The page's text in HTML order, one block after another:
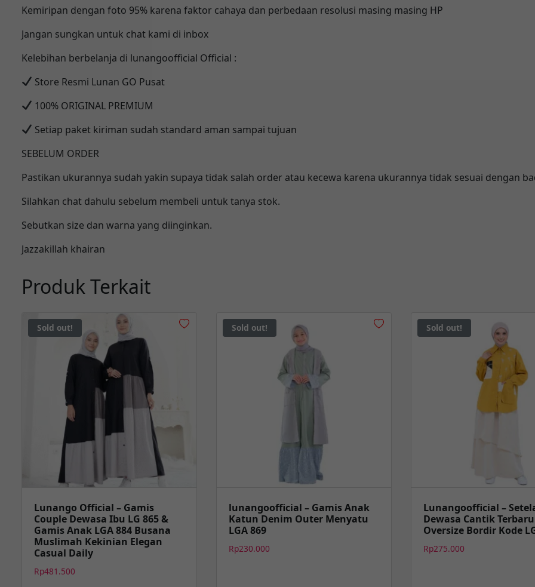
Kemiripan dengan foto 95% karena faktor cahaya dan perbedaan resolusi masing masing HP
Jangan sungkan untuk chat kami di inbox
Kelebihan berbelanja di lunangoofficial Official :
Store Resmi Lunan GO Pusat
100% ORIGINAL PREMIUM
Setiap paket kiriman sudah standard aman sampai tujuan
SEBELUM ORDER
Pastikan ukurannya sudah yakin supaya tidak salah order atau kecewa karena ukurannya tidak sesuai dengan
Silahkan chat dahulu sebelum membeli untuk tanya stok.
Sebutkan size dan warna yang diinginkan.
Jazzakillah khairan
Produk Terkait
Sold out!
Lunango Official – Gamis
Couple Dewasa Ibu LG 865 &
Gamis Anak LGA 884 Busana
Muslimah Kekinian Elegan
Casual Daily
Rp481.500
Sold out!
lunangoofficial – Gamis Anak
Katun Denim Outer Menyatu
LGA 869
Rp230.000
Sold out!
Lunangoofficial –
Dewasa Cantik
Oversize Bordir Kode
Rp275.000